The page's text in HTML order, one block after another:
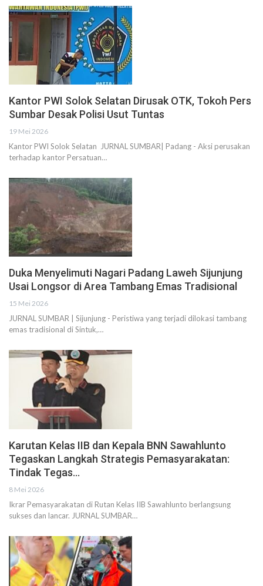
Kantor PWI Solok Selatan Dirusak OTK, Tokoh Pers
Sumbar Desak Polisi Usut Tuntas
19 Mei 2026
Kantor PWI Solok Selatan JURNAL SUMBAR| Padang - Aksi perusakan
terhadap kantor Persatuan…
Duka Menyelimuti Nagari Padang Laweh Sijunjung
Usai Longsor di Area Tambang Emas Tradisional
15 Mei 2026
JURNAL SUMBAR | Sijunjung - Peristiwa yang terjadi dilokasi tambang
emas tradisional di Sintuk,…
Karutan Kelas IIB dan Kepala BNN Sawahlunto
Tegaskan Langkah Strategis Pemasyarakatan:
Tindak Tegas…
8 Mei 2026
Ikrar Pemasyarakatan di Rutan Kelas IIB Sawahlunto berlangsung
sukses dan lancar. JURNAL SUMBAR…